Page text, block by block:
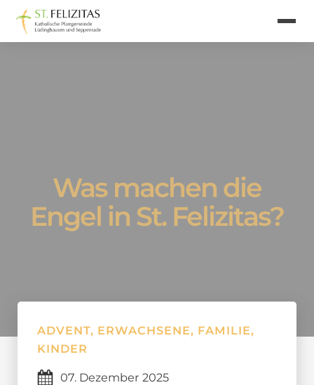
Was machen die
Engel in St. Felizitas?
ADVENT, ERWACHSENE, FAMILIE,
KINDER
07. Dezember 2025